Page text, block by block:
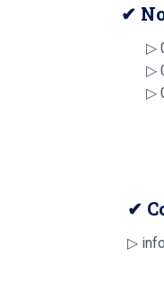
✔
▷
▷
▷
✔
▷